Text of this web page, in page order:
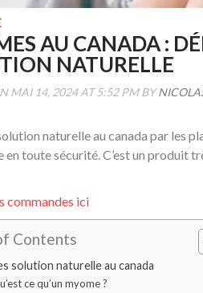
AU CANADA :
NATURELLE
MAI 14, 2024 AT 5:52 PM BY
naturelle au canada par les
en toute sécurité. C’est un produit
commandes ici
Contents
solution naturelle au canada
ce qu’un myome ?